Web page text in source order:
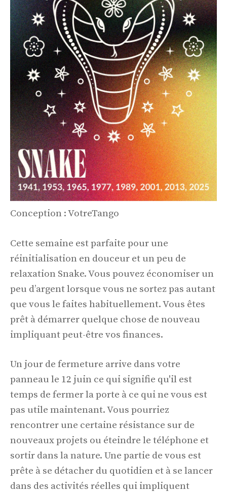
Conception : VotreTango
Cette semaine est parfaite pour une
réinitialisation en douceur et un peu de
relaxation Snake. Vous pouvez économiser un
peu d’argent lorsque vous ne sortez pas autant
que vous le faites habituellement. Vous êtes
prêt à démarrer quelque chose de nouveau
impliquant peut-être vos finances.
Un jour de fermeture arrive dans votre
panneau le 12 juin ce qui signifie qu'il est
temps de fermer la porte à ce qui ne vous est
pas utile maintenant. Vous pourriez
rencontrer une certaine résistance sur de
nouveaux projets ou éteindre le téléphone et
sortir dans la nature. Une partie de vous est
prête à se détacher du quotidien et à se lancer
dans des activités réelles qui impliquent